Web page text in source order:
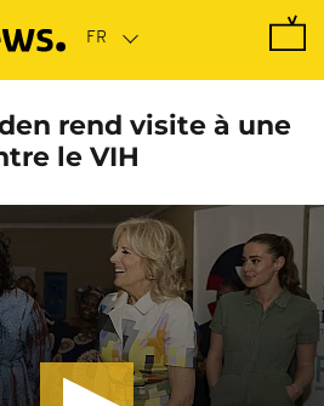
rend visite à une
le VIH